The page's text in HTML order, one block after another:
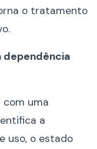
o tratamento
dependência
uma
a
uso, o estado